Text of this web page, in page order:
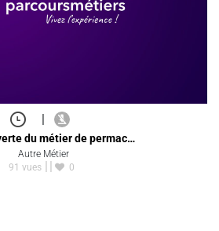
|
du métier de permac…
Autre Métier
91 vues
0